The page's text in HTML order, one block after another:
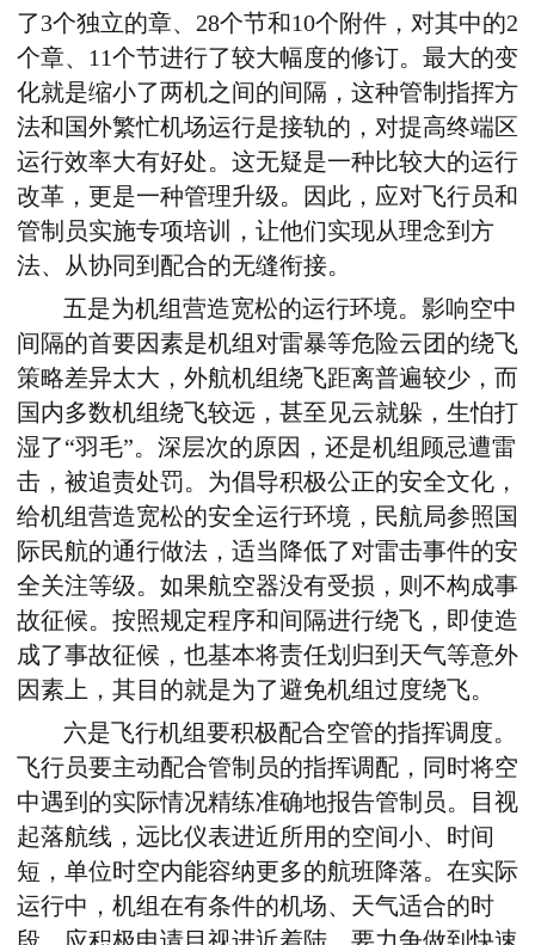
了3个独立的章、28个节和10个附件，对其中的2
个章、11个节进行了较大幅度的修订。最大的变
化就是缩小了两机之间的间隔，这种管制指挥方
法和国外繁忙机场运行是接轨的，对提高终端区
运行效率大有好处。这无疑是一种比较大的运行
改革，更是一种管理升级。因此，应对飞行员和
管制员实施专项培训，让他们实现从理念到方
法、从协同到配合的无缝衔接。
五是为机组营造宽松的运行环境。影响空中
间隔的首要因素是机组对雷暴等危险云团的绕飞
策略差异太大，外航机组绕飞距离普遍较少，而
国内多数机组绕飞较远，甚至见云就躲，生怕打
湿了“羽毛”。深层次的原因，还是机组顾忌遭雷
击，被追责处罚。为倡导积极公正的安全文化，
给机组营造宽松的安全运行环境，民航局参照国
际民航的通行做法，适当降低了对雷击事件的安
全关注等级。如果航空器没有受损，则不构成事
故征候。按照规定程序和间隔进行绕飞，即使造
成了事故征候，也基本将责任划归到天气等意外
因素上，其目的就是为了避免机组过度绕飞。
六是飞行机组要积极配合空管的指挥调度。
飞行员要主动配合管制员的指挥调配，同时将空
中遇到的实际情况精练准确地报告管制员。目视
起落航线，远比仪表进近所用的空间小、时间
短，单位时空内能容纳更多的航班降落。在实际
运行中，机组在有条件的机场、天气适合的时